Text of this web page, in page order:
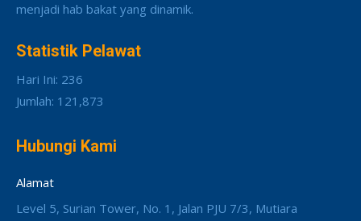
menjadi hab bakat yang dinamik.
Statistik Pelawat
Hari Ini: 236
Jumlah: 121,873
Hubungi Kami
Alamat
Level 5, Surian Tower, No. 1, Jalan PJU 7/3, Mutiara